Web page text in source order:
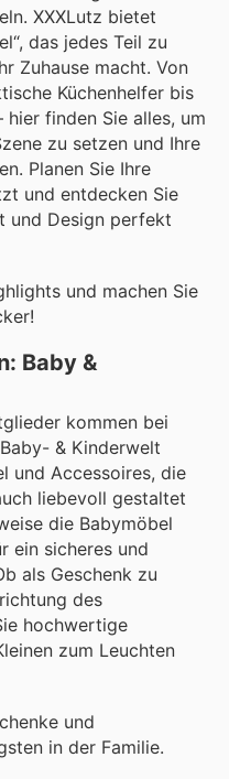
XXXLutz bietet
das jedes Teil zu
Zuhause macht. Von
Küchenhelfer bis
finden Sie alles, um
zu setzen und Ihre
Planen Sie Ihre
und entdecken Sie
und Design perfekt
und machen Sie
Baby &
kommen bei
& Kinderwelt
und Accessoires, die
liebevoll gestaltet
die Babymöbel
ein sicheres und
als Geschenk zu
des
hochwertige
zum Leuchten
und
in der Familie.